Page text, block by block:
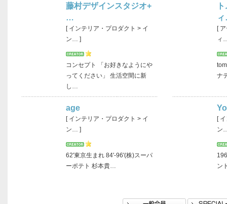
藤村デザインスタジオ+
…
[ インテリア・プロダクト > イ
ン… ]
コンセプト 「お好きなようにや
ってください」 生活空間に新
し…
[
ィ
ナ
age
[ インテリア・プロダクト > イ
ン… ]
62'東京生まれ 84'-96'(株)スーパ
ーポテト 杉本貴…
[
ン
ン